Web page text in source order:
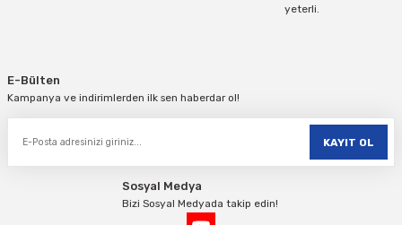
yeterli.
E-Bülten
Kampanya ve indirimlerden ilk sen haberdar ol!
KAYIT OL
Sosyal Medya
Bizi Sosyal Medyada takip edin!